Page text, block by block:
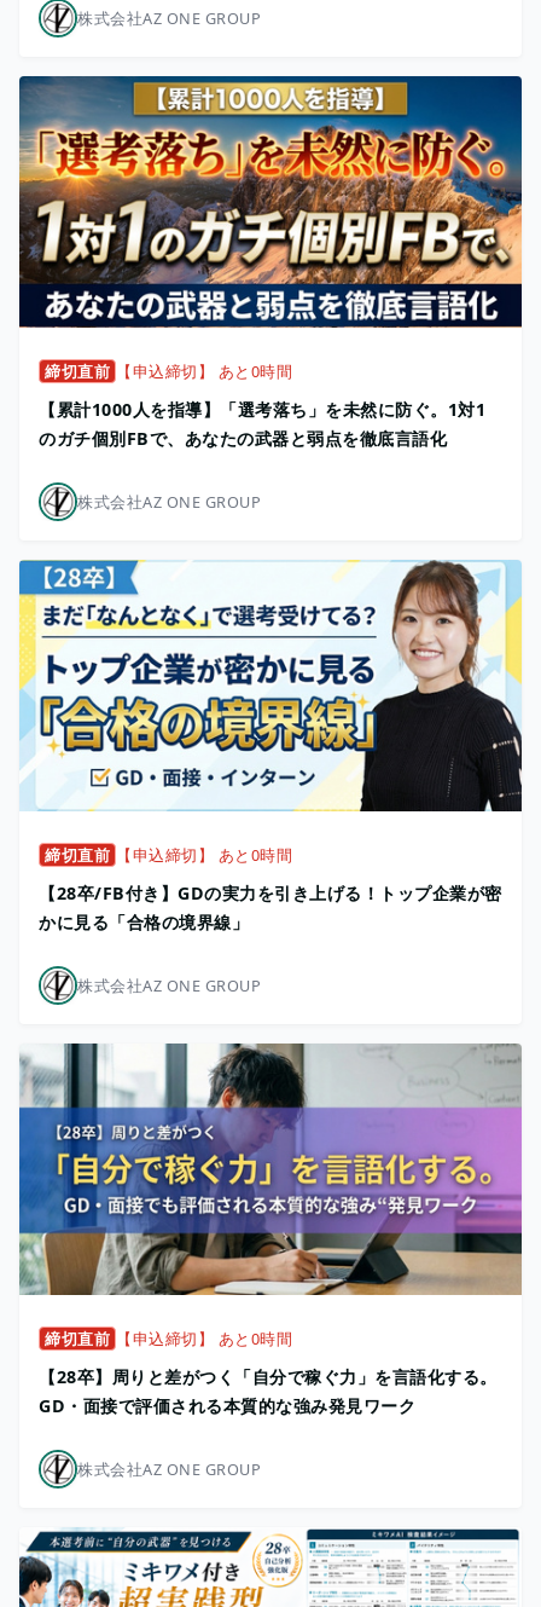
株式会社AZ ONE GROUP
締切直前 【申込締切】 あと0時間
【累計1000人を指導】「選考落ち」を未然に防ぐ。1対1
のガチ個別FBで、あなたの武器と弱点を徹底言語化
株式会社AZ ONE GROUP
締切直前 【申込締切】 あと0時間
【28卒/FB付き】GDの実力を引き上げる！トップ企業が密
かに見る「合格の境界線」
株式会社AZ ONE GROUP
締切直前 【申込締切】 あと0時間
【28卒】周りと差がつく「自分で稼ぐ力」を言語化する。
GD・面接で評価される本質的な強み発見ワーク
株式会社AZ ONE GROUP